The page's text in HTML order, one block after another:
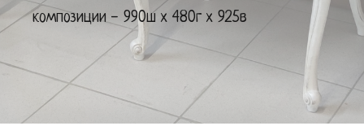
композиции - 990ш х 480г х 925в